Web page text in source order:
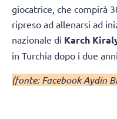
giocatrice, che compirà
ripreso ad allenarsi ad
nazionale di Karch
in Turchia dopo i due
(fonte: Facebook Aydin